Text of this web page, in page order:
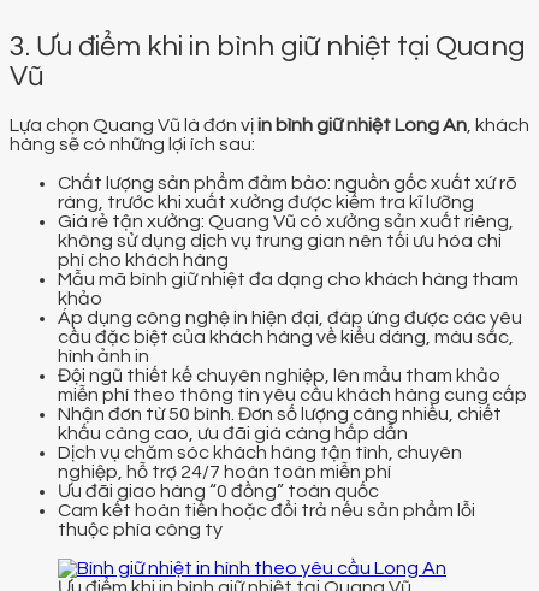
3. Ưu điểm khi in bình giữ nhiệt tại Quang
Vũ
Lựa chọn Quang Vũ là đơn vịin bình giữ nhiệt Long An, khách
hàng sẽ có những lợi ích sau:
Chất lượng sản phẩm đảm bảo: nguồn gốc xuất xứ rõ
ràng, trước khi xuất xưởng được kiểm tra kĩ lưỡng
Giá rẻ tận xưởng: Quang Vũ có xưởng sản xuất riêng,
không sử dụng dịch vụ trung gian nên tối ưu hóa chi
phí cho khách hàng
Mẫu mã bình giữ nhiệt đa dạng cho khách hàng tham
khảo
Áp dụng công nghệ in hiện đại, đáp ứng được các yêu
cầu đặc biệt của khách hàng về kiểu dáng, màu sắc,
hình ảnh in
Đội ngũ thiết kế chuyên nghiệp, lên mẫu tham khảo
miễn phí theo thông tin yêu cầu khách hàng cung cấp
Nhận đơn từ 50 bình. Đơn số lượng càng nhiều, chiết
khấu càng cao, ưu đãi giá càng hấp dẫn
Dịch vụ chăm sóc khách hàng tận tình, chuyên
nghiệp, hỗ trợ 24/7 hoàn toàn miễn phí
Ưu đãi giao hàng “0 đồng” toàn quốc
Cam kết hoàn tiền hoặc đổi trả nếu sản phẩm lỗi
thuộc phía công ty